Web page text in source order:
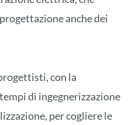
anche dei
con la
di ingegnerizzazione
per cogliere le